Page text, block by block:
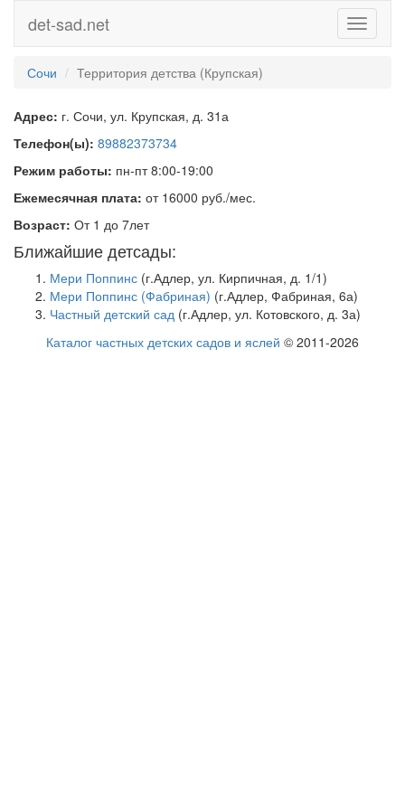
Toggle
det-sad.net
Сочи Территория детства (Крупская)
Адрес: г. Сочи, ул. Крупская, д. 31а
Телефон(ы): 89882373734
Режим работы: пн-пт 8:00-19:00
Ежемесячная плата: от 16000 руб./мес.
Возраст: От 1 до 7лет
Ближайшие детсады:
Мери Поппинс (г.Адлер, ул. Кирпичная, д. 1/1)
Мери Поппинс (Фабриная) (г.Адлер, Фабриная, 6а)
Частный детский сад (г.Адлер, ул. Котовского, д. 3а)
Каталог частных детских садов и яслей © 2011-2026